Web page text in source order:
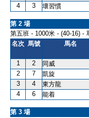
4
3 壞習慣
第 2 場
第五班 - 1000米 - (40-16) -
名次 馬號 馬名
1 2 同威
2
7 凱旋
3
4 東方龍
4
6 能着
第 3 場